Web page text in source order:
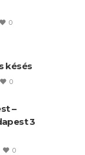
0
késés
0
–
3
0